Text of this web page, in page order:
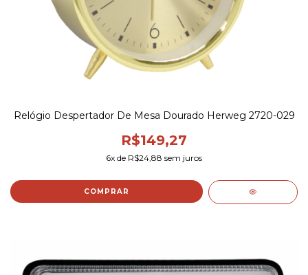
Relógio Despertador De Mesa Dourado Herweg 2720-029
R$149,27
6x de R$24,88 sem juros
COMPRAR